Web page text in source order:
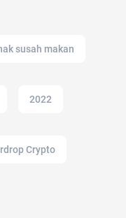
susah makan
2022
Crypto